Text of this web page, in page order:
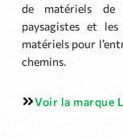
de matériels de
paysagistes et
matériels pour
chemins.
Voir la marque